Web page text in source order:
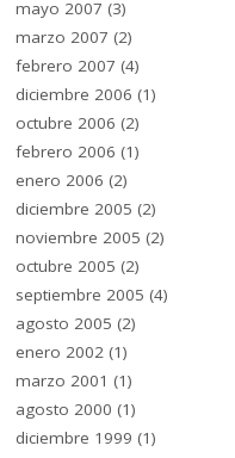
mayo 2007 (3)
marzo 2007 (2)
febrero 2007 (4)
diciembre 2006 (1)
octubre 2006 (2)
febrero 2006 (1)
enero 2006 (2)
diciembre 2005 (2)
noviembre 2005 (2)
octubre 2005 (2)
septiembre 2005 (4)
agosto 2005 (2)
enero 2002 (1)
marzo 2001 (1)
agosto 2000 (1)
diciembre 1999 (1)